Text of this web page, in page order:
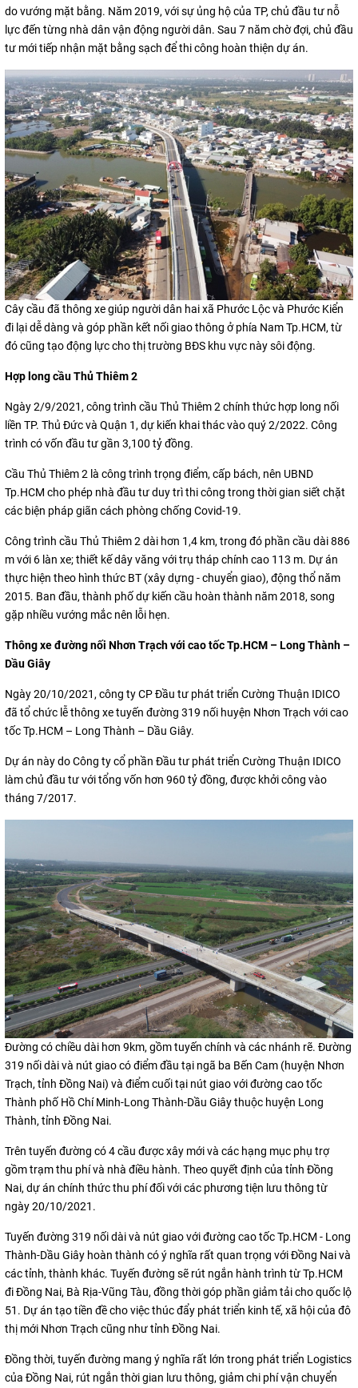
do vướng mặt bằng. Năm 2019, với sự ủng hộ của TP, chủ đầu tư nỗ
lực đến từng nhà dân vận động người dân. Sau 7 năm chờ đợi, chủ đầu
tư mới tiếp nhận mặt bằng sạch để thi công hoàn thiện dự án.
Cây cầu đã thông xe giúp người dân hai xã Phước Lộc và Phước Kiển
đi lại dễ dàng và góp phần kết nối giao thông ở phía Nam Tp.HCM, từ
đó cũng tạo động lực cho thị trường BĐS khu vực này sôi động.
Hợp long cầu Thủ Thiêm 2
Ngày 2/9/2021, công trình cầu Thủ Thiêm 2 chính thức hợp long nối
liền TP. Thủ Đức và Quận 1, dự kiến khai thác vào quý 2/2022. Công
trình có vốn đầu tư gần 3,100 tỷ đồng.
Cầu Thủ Thiêm 2 là công trình trọng điểm, cấp bách, nên UBND
Tp.HCM cho phép nhà đầu tư duy trì thi công trong thời gian siết chặt
các biện pháp giãn cách phòng chống Covid-19.
Công trình cầu Thủ Thiêm 2 dài hơn 1,4 km, trong đó phần cầu dài 886
m với 6 làn xe; thiết kế dây văng với trụ tháp chính cao 113 m. Dự án
thực hiện theo hình thức BT (xây dựng - chuyển giao), động thổ năm
2015. Ban đầu, thành phố dự kiến cầu hoàn thành năm 2018, song
gặp nhiều vướng mắc nên lỗi hẹn.
Thông xe đường nối Nhơn Trạch với cao tốc Tp.HCM – Long Thành –
Dầu Giây
Ngày 20/10/2021, công ty CP Đầu tư phát triển Cường Thuận IDICO
đã tổ chức lễ thông xe tuyến đường 319 nối huyện Nhơn Trạch với cao
tốc Tp.HCM – Long Thành – Dầu Giây.
Dự án này do Công ty cổ phần Đầu tư phát triển Cường Thuận IDICO
làm chủ đầu tư với tổng vốn hơn 960 tỷ đồng, được khởi công vào
tháng 7/2017.
Đường có chiều dài hơn 9km, gồm tuyến chính và các nhánh rẽ. Đường
319 nối dài và nút giao có điểm đầu tại ngã ba Bến Cam (huyện Nhơn
Trạch, tỉnh Đồng Nai) và điểm cuối tại nút giao với đường cao tốc
Thành phố Hồ Chí Minh-Long Thành-Dầu Giây thuộc huyện Long
Thành, tỉnh Đồng Nai.
Trên tuyến đường có 4 cầu được xây mới và các hạng mục phụ trợ
gồm trạm thu phí và nhà điều hành. Theo quyết định của tỉnh Đồng
Nai, dự án chính thức thu phí đối với các phương tiện lưu thông từ
ngày 20/10/2021.
Tuyến đường 319 nối dài và nút giao với đường cao tốc Tp.HCM - Long
Thành-Dầu Giây hoàn thành có ý nghĩa rất quan trọng với Đồng Nai và
các tỉnh, thành khác. Tuyến đường sẽ rút ngắn hành trình từ Tp.HCM
đi Đồng Nai, Bà Rịa-Vũng Tàu, đồng thời góp phần giảm tải cho quốc lộ
51. Dự án tạo tiền đề cho việc thúc đẩy phát triển kinh tế, xã hội của đô
thị mới Nhơn Trạch cũng như tỉnh Đồng Nai.
Đồng thời, tuyến đường mang ý nghĩa rất lớn trong phát triển Logistics
của Đồng Nai, rút ngắn thời gian lưu thông, giảm chi phí vận chuyển